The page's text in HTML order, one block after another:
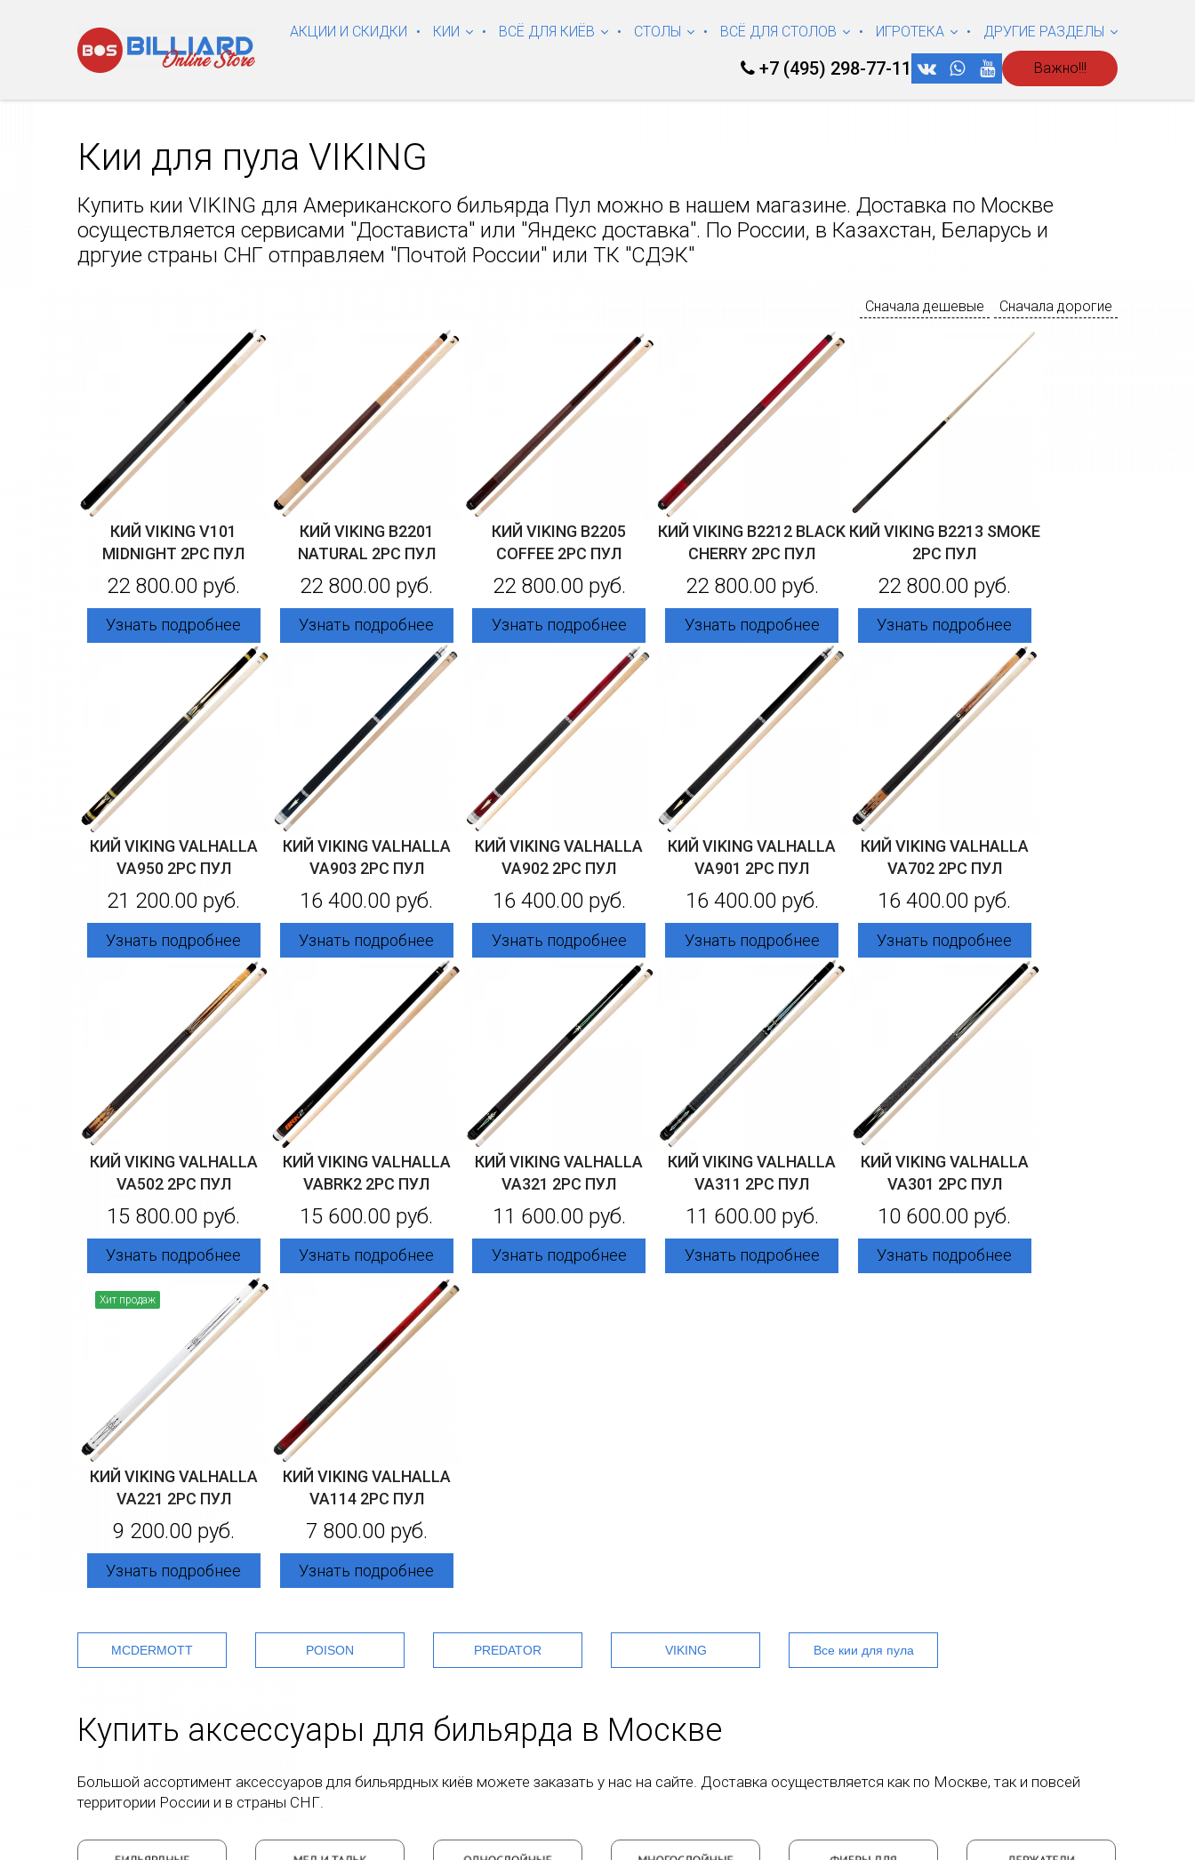
Важно!!!
АКЦИИ И СКИДКИ КИИ ВСЁ ДЛЯ КИЁВ СТОЛЫ ВСЁ ДЛЯ СТОЛОВ ИГРОТЕКА ДРУГИЕ РАЗДЕЛЫ
+7 (495) 298-77-11
Кии для пула VIKING
Купить кии VIKING для Американского бильярда Пул можно в нашем магазине. Доставка по Москве
осуществляется сервисами "Достависта" или "Яндекс доставка". По России, в Казахстан, Беларусь и
дргуие страны СНГ отправляем "Почтой России" или ТК "СДЭК"
Сначала дорогие
Сначала дешевые
КИЙ VIKING V101
MIDNIGHT 2PC ПУЛ
22 800.00 руб.
Узнать подробнее
КИЙ VIKING B2201
NATURAL 2PC ПУЛ
22 800.00 руб.
Узнать подробнее
КИЙ VIKING B2205
COFFEE 2PC ПУЛ
22 800.00 руб.
Узнать подробнее
КИЙ VIKING B2212 BLACK
CHERRY 2PC ПУЛ
22 800.00 руб.
Узнать подробнее
КИЙ VIKING B2213 SMOKE
2PC ПУЛ
22 800.00 руб.
Узнать подробнее
КИЙ VIKING VALHALLA
VA950 2PC ПУЛ
21 200.00 руб.
Узнать подробнее
КИЙ VIKING VALHALLA
VA903 2PC ПУЛ
16 400.00 руб.
Узнать подробнее
КИЙ VIKING VALHALLA
VA902 2PC ПУЛ
16 400.00 руб.
Узнать подробнее
КИЙ VIKING VALHALLA
VA901 2PC ПУЛ
16 400.00 руб.
Узнать подробнее
КИЙ VIKING VALHALLA
VA702 2PC ПУЛ
16 400.00 руб.
Узнать подробнее
КИЙ VIKING VALHALLA
VA502 2PC ПУЛ
15 800.00 руб.
Узнать подробнее
КИЙ VIKING VALHALLA
VABRK2 2PC ПУЛ
15 600.00 руб.
Узнать подробнее
КИЙ VIKING VALHALLA
VA321 2PC ПУЛ
11 600.00 руб.
Узнать подробнее
КИЙ VIKING VALHALLA
VA311 2PC ПУЛ
11 600.00 руб.
Узнать подробнее
КИЙ VIKING VALHALLA
VA301 2PC ПУЛ
10 600.00 руб.
Узнать подробнее
Хит продаж
КИЙ VIKING VALHALLA
VA221 2PC ПУЛ
9 200.00 руб.
Узнать подробнее
КИЙ VIKING VALHALLA
VA114 2PC ПУЛ
7 800.00 руб.
Узнать подробнее
MCDERMOTT POISON PREDATOR Все кии для пула
VIKING
Купить аксессуары для бильярда в Москве
Большой ассортимент аксессуаров для бильярдных киёв можете заказать у нас на сайте. Доставка осуществляется как по Москве, так и повсей
территории России и в страны СНГ.